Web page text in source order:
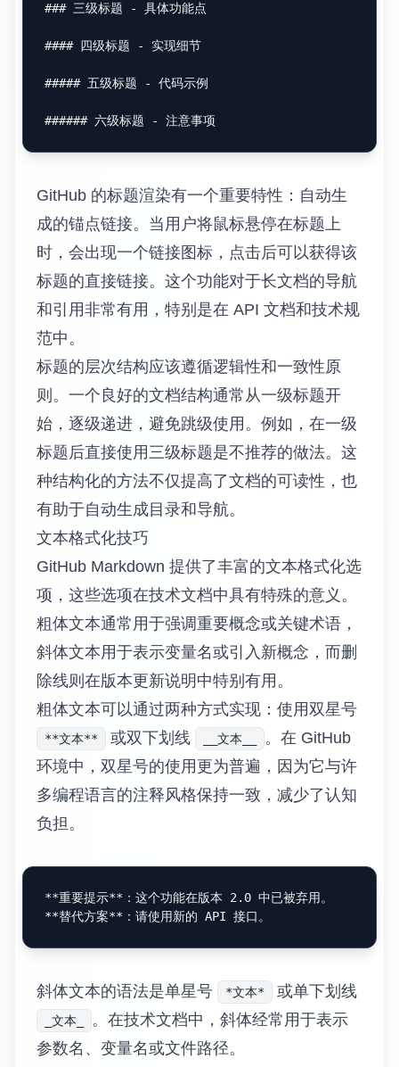
### 三级标题 - 具体功能点
#### 四级标题 - 实现细节
##### 五级标题 - 代码示例
###### 六级标题 - 注意事项
GitHub 的标题渲染有一个重要特性：自动生
成的锚点链接。当用户将鼠标悬停在标题上
时，会出现一个链接图标，点击后可以获得该
标题的直接链接。这个功能对于长文档的导航
和引用非常有用，特别是在 API 文档和技术规
范中。
标题的层次结构应该遵循逻辑性和一致性原
则。一个良好的文档结构通常从一级标题开
始，逐级递进，避免跳级使用。例如，在一级
标题后直接使用三级标题是不推荐的做法。这
种结构化的方法不仅提高了文档的可读性，也
有助于自动生成目录和导航。
文本格式化技巧
GitHub Markdown 提供了丰富的文本格式化选
项，这些选项在技术文档中具有特殊的意义。
粗体文本通常用于强调重要概念或关键术语，
斜体文本用于表示变量名或引入新概念，而删
除线则在版本更新说明中特别有用。
粗体文本可以通过两种方式实现：使用双星号
**文本** 或双下划线 __文本__
。在 GitHub
环境中，双星号的使用更为普遍，因为它与许
多编程语言的注释风格保持一致，减少了认知
负担。
**重要提示**
**替代方案**
斜体文本的语法是单星号 *文本* 或单下划线
_文本_
。在技术文档中，斜体经常用于表示
参数名、变量名或文件路径。